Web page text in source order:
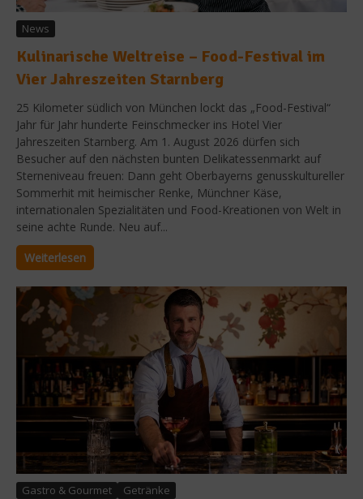
News
Kulinarische Weltreise – Food-Festival im
Vier Jahreszeiten Starnberg
25 Kilometer südlich von München lockt das „Food-Festival“
Jahr für Jahr hunderte Feinschmecker ins Hotel Vier
Jahreszeiten Starnberg. Am 1. August 2026 dürfen sich
Besucher auf den nächsten bunten Delikatessenmarkt auf
Sterneniveau freuen: Dann geht Oberbayerns genusskultureller
Sommerhit mit heimischer Renke, Münchner Käse,
internationalen Spezialitäten und Food-Kreationen von Welt in
seine achte Runde. Neu auf...
Weiterlesen
Gastro & Gourmet Getränke